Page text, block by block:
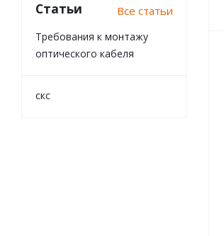
Статьи Все статьи
Требования к монтажу
оптического кабеля
скс